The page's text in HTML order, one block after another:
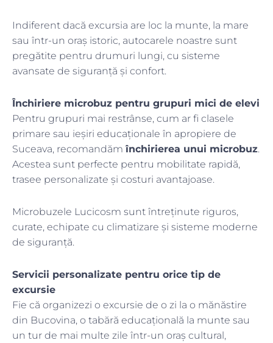
Indiferent dacă excursia are loc la munte, la mare
sau într-un oraș istoric, autocarele noastre sunt
pregătite pentru drumuri lungi, cu sisteme
avansate de siguranță și confort.
Închiriere microbuz pentru grupuri mici de elevi
Pentru grupuri mai restrânse, cum ar fi clasele
primare sau ieșiri educaționale în apropiere de
Suceava, recomandăm închirierea unui microbuz.
Acestea sunt perfecte pentru mobilitate rapidă,
trasee personalizate și costuri avantajoase.
Microbuzele Lucicosm sunt întreținute riguros,
curate, echipate cu climatizare și sisteme moderne
de siguranță.
Servicii personalizate pentru orice tip de
excursie
Fie că organizezi o excursie de o zi la o mănăstire
din Bucovina, o tabără educațională la munte sau
un tur de mai multe zile într-un oraș cultural,